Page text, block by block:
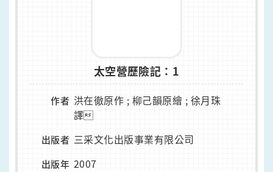
太空營歷險記：1
作者 洪在徹原作 ; 柳己韻原繪 ; 徐月珠
譯
出版者 三采文化出版事業有限公司
出版年 2007